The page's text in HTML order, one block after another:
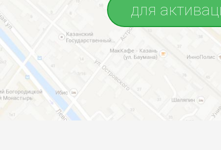
для